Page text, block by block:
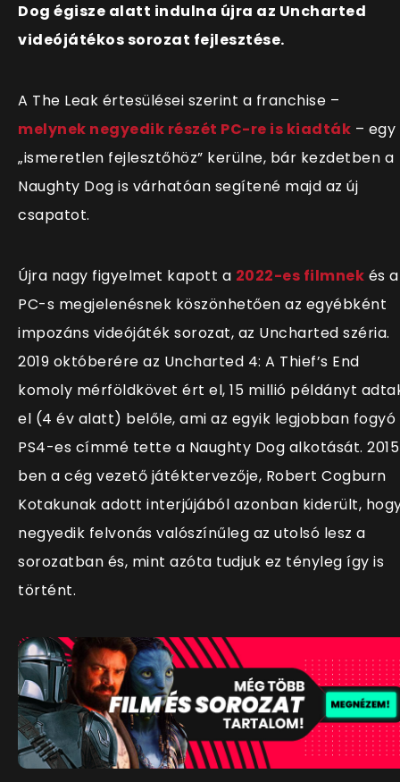
Dog égisze alatt indulna újra az Uncharted
videójátékos sorozat fejlesztése.
A The Leak értesülései szerint a franchise –
melynek negyedik részét PC-re is kiadták – egy
„ismeretlen fejlesztőhöz” kerülne, bár kezdetben a
Naughty Dog is várhatóan segítené majd az új
csapatot.
Újra nagy figyelmet kapott a 2022-es filmnek és a
PC-s megjelenésnek köszönhetően az egyébként
impozáns videójáték sorozat, az Uncharted széria.
2019 októberére az Uncharted 4: A Thief’s End
komoly mérföldkövet ért el, 15 millió példányt
el (4 év alatt) belőle, ami az egyik legjobban fogyó
PS4-es címmé tette a Naughty Dog alkotását.
ben a cég vezető játéktervezője, Robert Cogburn
Kotakunak adott interjújából azonban kiderült,
negyedik felvonás valószínűleg az utolsó lesz a
sorozatban és, mint azóta tudjuk ez tényleg így is
történt.